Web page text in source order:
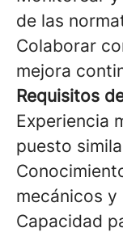
de las
Colaborar
mejora
Requisitos
Experiencia
puesto
mecánicos
Capacidad